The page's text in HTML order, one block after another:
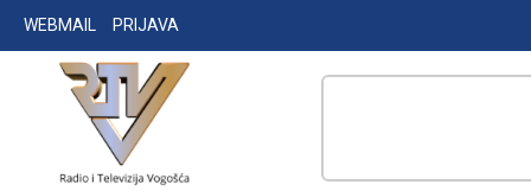
Skip
to
WEBMAIL PRIJAVA